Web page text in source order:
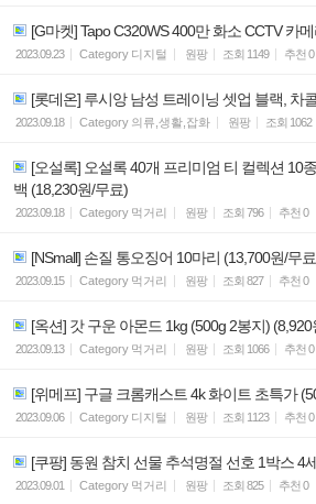
[G마켓] Tapo C320WS 400만 화소 CCTV 카
2023.09.23
Category 디지털 원팡 조회 1149 추천 0
[롯데온] 루시앙 남성 트레이닝 셋업 블랙, 차
2023.09.18 Category 의류,생활,잡화 원팡 조회 1062
[오설록] 오설록 40개 프리미엄 티 컬렉션 10
백 (18,230원/무료)
2023.09.18 Category 먹거리 원팡 조회 796 추천 0
[NSmall] 손질 통오징어 10마리 (13,700원/무
2023.09.15 Category 먹거리 원팡 조회 827 추천 0
[옥션] 갓 구운 아몬드 1kg (500g 2봉지)
2023.09.13 Category 먹거리 원팡 조회 1066 추천 0
[위메프] 구글 크롬캐스트 4k 화이트 초특가
2023.09.06 Category 디지털 원팡 조회 1123 추천 0
[쿠팡] 동원 참치 선물 추석명절 선호 1박스 4
2023.09.01 Category 먹거리 원팡 조회 825 추천 0